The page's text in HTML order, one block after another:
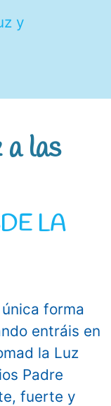
a las
LA
forma
entráis en
la Luz
Padre
fuerte y